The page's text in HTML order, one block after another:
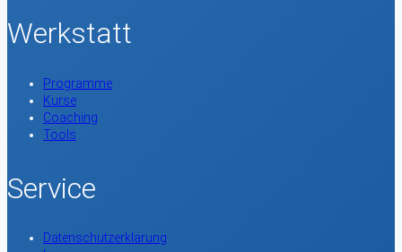
Werkstatt
Programme
Kurse
Coaching
Tools
Service
Datenschutzerklärung